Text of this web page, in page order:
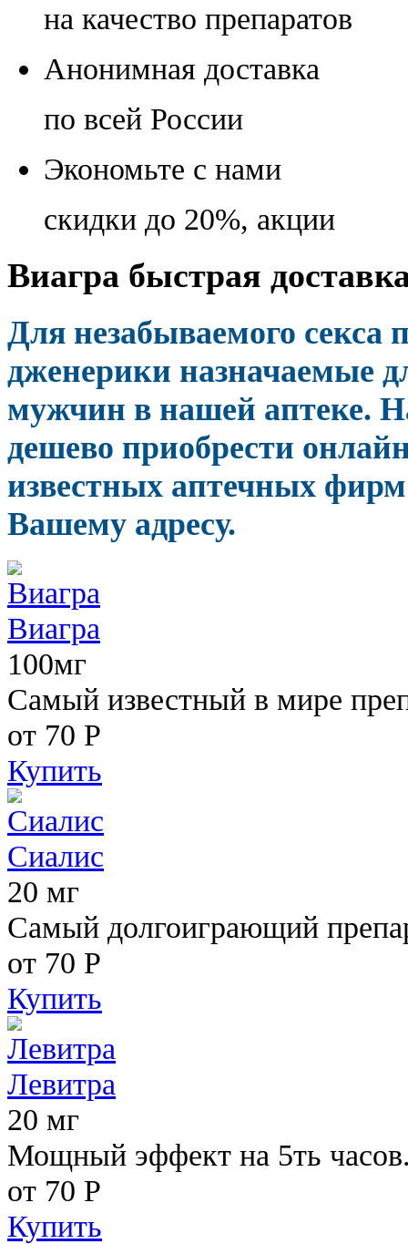
на качество препаратов
Анонимная доставка
по всей России
Экономьте с нами
скидки до 20%, акции
Виагра быстрая
Для незабываемого
дженерики назначаемые
мужчин в нашей аптеке.
дешево приобрести
известных аптечных
Вашему адресу.
Виагра
100мг
Самый известный в мире
от 70 Р
Купить
Сиалис
20 мг
Самый долгоиграющий
от 70 Р
Купить
Левитра
20 мг
Мощный эффект на 5ть
от 70 Р
Купить